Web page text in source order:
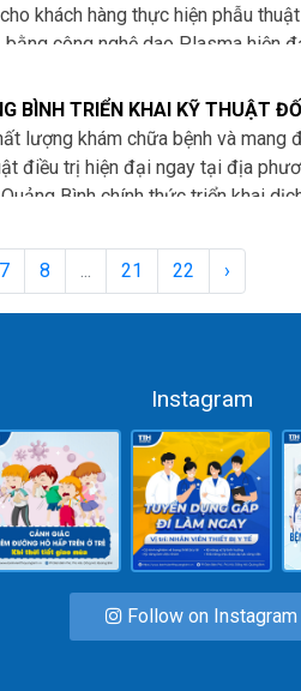
khách hàng thực hiện phẫu
bằng công nghệ dao Plasma hiện
BÌNH TRIỂN KHAI KỸ THUẬT
U TUYẾN GIÁP – TIỆN ÍCH MỚI,
ĐỊA PHƯƠNG
lượng khám chữa bệnh và mang
điều trị hiện đại ngay tại địa
Bình chính thức triển khai
điều trị u tuyến giáp từ ngày 11/7/
7 8 ... 21 22 ›
Instagram
Follow on Instagram